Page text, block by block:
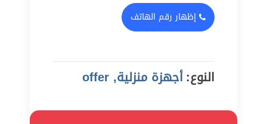
إظهار رقم الهاتف
النوع:أجهزة منزلية, offer